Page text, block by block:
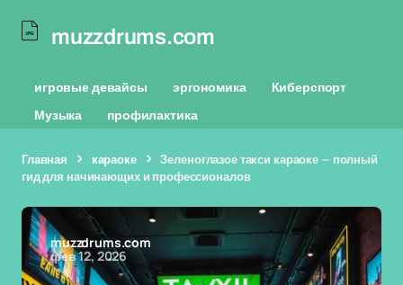
muzzdrums.com
игровые девайсы эргономика
Киберспорт
Музыка
профилактика
Главная караоке
Зеленоглазое такси караоке — полный
гид для начинающих и профессионалов
muzzdrums.com
фев 12, 2026